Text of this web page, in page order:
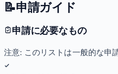
📝申請ガイド
申請に必要なもの
注意: このリストは一般的な申